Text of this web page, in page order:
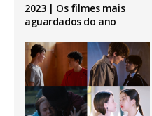
2023 | Os filmes mais
aguardados do ano